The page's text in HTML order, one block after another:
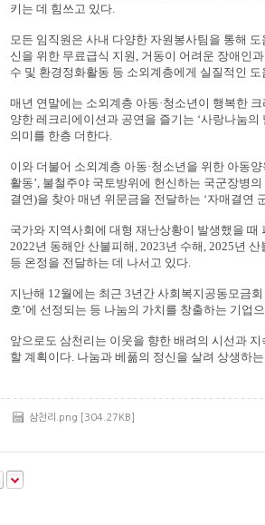
키는 데 힘쓰고 있다.
모든 임직원은 사내 다양한 자원봉사팀을 통해
신을 위한 무료급식 지원, 거동이 어려운 장애인
수 및 환경정화활동 등 소외계층에게 실질적인
매년 연말에는 소외계층 아동·청소년이 행복한
양한 레크리에이션과 공연을 즐기는 ‘사랑나눔의
의미를 한층 더한다.
이와 더불어 소외계층 아동·청소년을 위한 아동
활동’, 불철주야 국토방위에 헌신하는 국군장병
결연)을 찾아 매년 위문금을 전달하는 ‘자매결연
국가와 지역사회에 대형 재난상황이 발생했을
2022년 동해안 산불피해, 2023년 수해, 2025년 산
등 온정을 전달하는 데 나서고 있다.
지난해 12월에는 최근 3년간 사회복지공동모금
호’에 선정되는 등 나눔의 가치를 창출하는 기업
앞으로도 삼천리는 이웃을 향한 배려의 시선과
할 계획이다. 나눔과 베풂의 정신을 살려 상생하
삼천리.png [304.27KB]